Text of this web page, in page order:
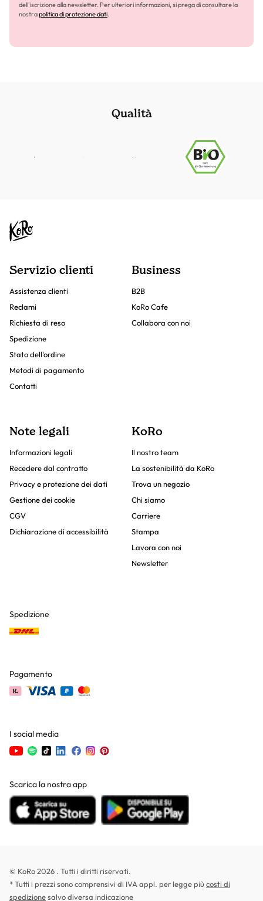
dell'iscrizione alla newsletter. Per ulteriori informazioni, si prega di consultare la
nostrapolitica di protezione dati.
Qualità
Servizio clienti
Assistenza clienti
Reclami
Richiesta di reso
Spedizione
Stato dell'ordine
Metodi di pagamento
Contatti
Business
B2B
KoRo Cafe
Collabora con noi
Note legali
Informazioni legali
Recedere dal contratto
Privacy e protezione dei dati
Gestione dei cookie
CGV
Dichiarazione di accessibilità
KoRo
Il nostro team
La sostenibilità da KoRo
Trova un negozio
Chi siamo
Carriere
Stampa
Lavora con noi
Newsletter
Spedizione
Pagamento
I social media
Scarica la nostra app
© KoRo 2026 . Tutti i diritti riservati.
* Tutti i prezzi sono comprensivi di IVA appl. per legge più costi di
spedizionesalvo diversa indicazione